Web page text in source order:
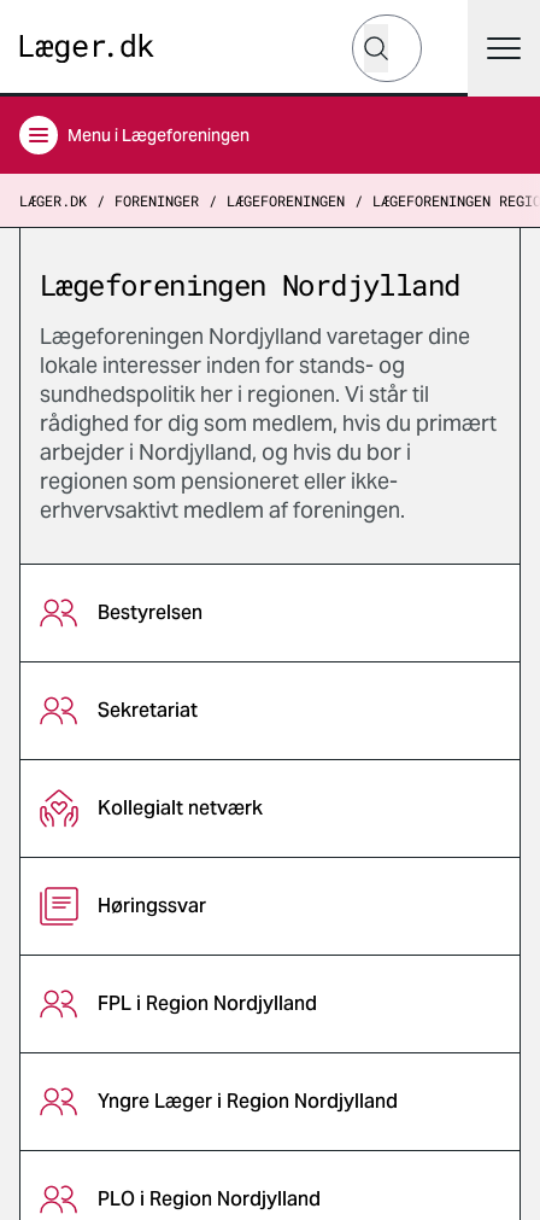
Hvad leder du efter?
Søg
Menu i Lægeforeningen
LÆGER.DK FORENINGER LÆGEFORENINGEN LÆGEFORENINGEN
Lægeforeningen Nordjylland
Lægeforeningen Nordjylland varetager dine
lokale interesser inden for stands- og
sundhedspolitik her i regionen. Vi står til
rådighed for dig som medlem, hvis du primært
arbejder i Nordjylland, og hvis du bor i
regionen som pensioneret eller ikke-
erhvervsaktivt medlem af foreningen.
Bestyrelsen
Sekretariat
Kollegialt netværk
Høringssvar
FPL i Region Nordjylland
Yngre Læger i Region Nordjylland
PLO i Region Nordjylland